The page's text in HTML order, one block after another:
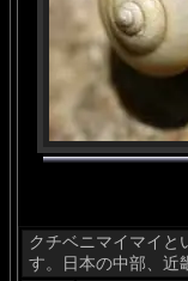
クチベニマイマイ
す。日本の中部、近